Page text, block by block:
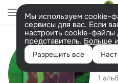
Мы используем cookie-
сервисы для вас. Если
настроить cookie-
представитель. Больше
Разрешить все
1